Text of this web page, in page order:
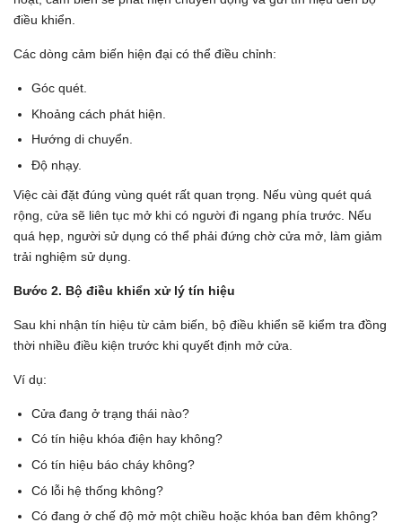
điều khiển.
Các dòng cảm biến hiện đại có thể điều chỉnh:
Góc quét.
Khoảng cách phát hiện.
Hướng di chuyển.
Độ nhạy.
Việc cài đặt đúng vùng quét rất quan trọng. Nếu vùng quét quá
rộng, cửa sẽ liên tục mở khi có người đi ngang phía trước. Nếu
quá hẹp, người sử dụng có thể phải đứng chờ cửa mở, làm giảm
trải nghiệm sử dụng.
Bước 2. Bộ điều khiển xử lý tín hiệu
Sau khi nhận tín hiệu từ cảm biến, bộ điều khiển sẽ kiểm tra đồng
thời nhiều điều kiện trước khi quyết định mở cửa.
Ví dụ:
Cửa đang ở trạng thái nào?
Có tín hiệu khóa điện hay không?
Có tín hiệu báo cháy không?
Có lỗi hệ thống không?
Có đang ở chế độ mở một chiều hoặc khóa ban đêm không?